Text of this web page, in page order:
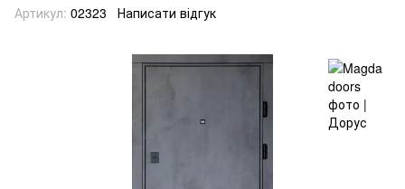
Артикул: 02323 Написати відгук